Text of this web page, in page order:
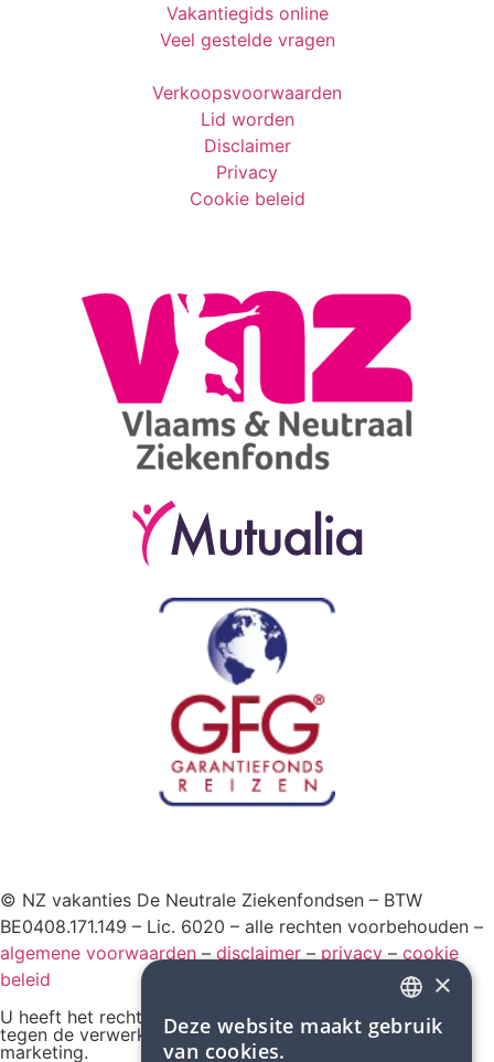
Vakantiegids online
Veel gestelde vragen
Verkoopsvoorwaarden
Lid worden
Disclaimer
Privacy
Cookie beleid
© NZ vakanties De Neutrale Ziekenfondsen – BTW
BE0408.171.149 – Lic. 6020 – alle rechten voorbehouden –
algemene voorwaarden – disclaimer – privacy – cookie
beleid
U heeft het recht om ten allen tijde bezwaar te maken
tegen de verwerking van uw gegevens voor direct
marketing.
DUTCH
×
Deze website maakt gebruik
van cookies.